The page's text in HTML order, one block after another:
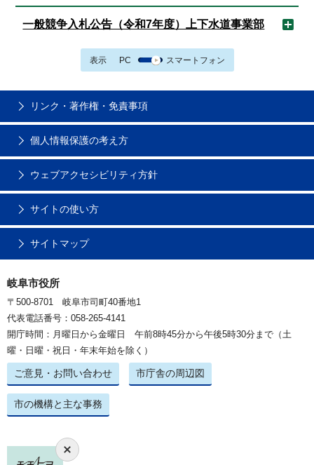
一般競争入札公告（令和7年度）上下水道事業部
表示 PC スマートフォン
リンク・著作権・免責事項
個人情報保護の考え方
ウェブアクセシビリティ方針
サイトの使い方
サイトマップ
岐阜市役所
〒500-8701 岐阜市司町40番地1
代表電話番号：058-265-4141
開庁時間：月曜日から金曜日 午前8時45分から午後5時30分まで（土
曜・日曜・祝日・年末年始を除く）
ご意見・お問い合わせ 市庁舎の周辺図
市の機構と主な事務